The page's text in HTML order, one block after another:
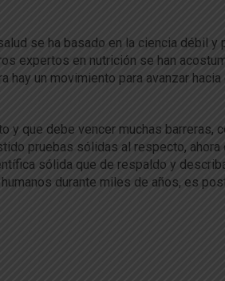
se ha basado en la ciencia débil y
expertos en nutrición se han
un movimiento para avanzar
y que debe vencer muchas barreras,
pruebas sólidas al respecto,
sólida que de respaldo y
durante miles de años, es